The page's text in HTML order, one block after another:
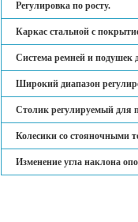
Регулировка по росту.
Каркас стальной с
Система ремней и подушек
Широкий диапазон
Столик регулируемый для
Колесики со стояночными
Изменение угла наклона